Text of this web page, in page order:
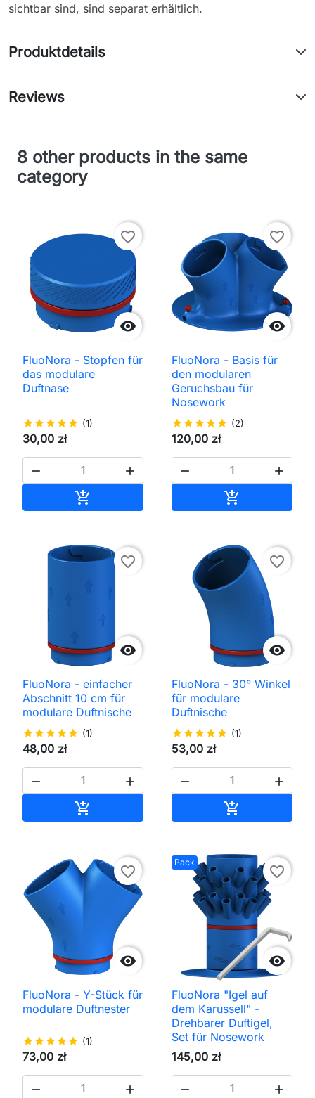
sichtbar sind, sind separat erhältlich.
Produktdetails
Reviews
8 other products in the same
category

favorite_border
FluoNora - Stopfen für
das modulare
Duftnase
starstarstarstarstar (1)
30,00 zł
 


favorite_border
FluoNora - Basis für
den modularen
Geruchsbau für
Nosework
starstarstarstarstar (2)
120,00 zł
 


favorite_border
FluoNora - einfacher
Abschnitt 10 cm für
modulare Duftnische
starstarstarstarstar (1)
48,00 zł
 


favorite_border
FluoNora - 30° Winkel
für modulare
Duftnische
starstarstarstarstar (1)
53,00 zł
 


favorite_border
FluoNora - Y-Stück für
modulare Duftnester
starstarstarstarstar (1)
73,00 zł
 
Pack

favorite_border
FluoNora "Igel auf
dem Karussell" -
Drehbarer Duftigel,
Set für Nosework
145,00 zł
 